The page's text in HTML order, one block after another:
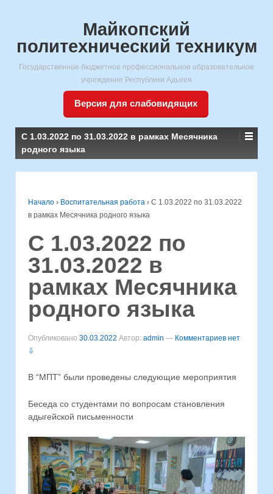
Майкопский
политехнический техникум
Государственное бюджетное профессиональное образовательное
учреждение Республики Адыгея
Версия для слабовидящих
C 1.03.2022 по 31.03.2022 в рамках Месячника
родного языка
Начало › Воспитательная работа › C 1.03.2022 по 31.03.2022
в рамках Месячника родного языка
C 1.03.2022 по
31.03.2022 в
рамках Месячника
родного языка
Опубликовано 30.03.2022 Автор: admin — Комментариев нет
⇩
В “МПТ” были проведены следующие мероприятия
Беседа со студентами по вопросам становления
адыгейской письменности